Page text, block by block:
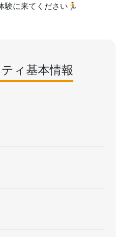
験に来てください🏃
ィ基本情報